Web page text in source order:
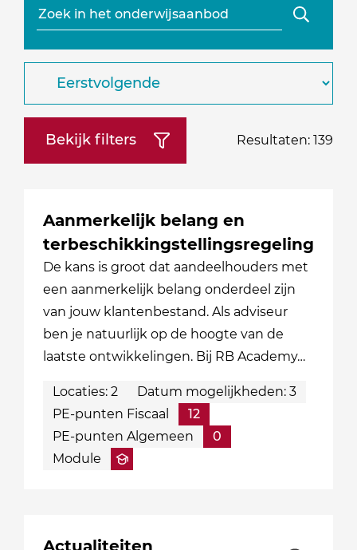
Zoeken
Bekijk filters Resultaten: 139
Aanmerkelijk belang en
terbeschikkingstellingsregeling
De kans is groot dat aandeelhouders met
een aanmerkelijk belang onderdeel zijn
van jouw klantenbestand. Als adviseur
ben je natuurlijk op de hoogte van de
laatste ontwikkelingen. Bij RB Academy…
Locaties: 2
Datum mogelijkheden: 3
PE-punten Fiscaal
12
PE-punten Algemeen
0
Module
Actualiteiten